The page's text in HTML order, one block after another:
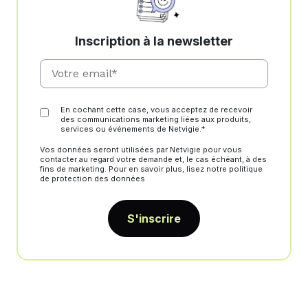
Inscription à la newsletter
En cochant cette case, vous acceptez de recevoir
des communications marketing liées aux produits,
services ou événements de Netvigie.*
Vos données seront utilisées par Netvigie pour vous
contacter au regard votre demande et, le cas échéant, à des
fins de marketing. Pour en savoir plus, lisez notre politique
de protection des données